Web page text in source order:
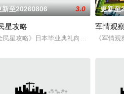
民难免会因为文化差异、风俗不同，在
新至20260806 3.0
星攻略
民星攻略》日本毕业典礼向学长要制服
更新至
军情观
《军情